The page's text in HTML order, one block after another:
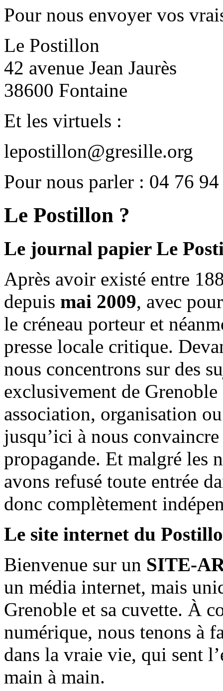
Pour nous envoyer vos
Le Postillon
42 avenue Jean Jaurès
38600 Fontaine
Et les virtuels :
lepostillon@gresille.org
Pour nous parler : 04 76
Le Postillon ?
Le journal papier Le
Après avoir existé entre
depuis mai 2009, avec
le créneau porteur et
presse locale critique.
nous concentrons sur des
exclusivement de
association, organisation
jusqu’ici à nous
propagande. Et malgré les
avons refusé toute entrée
donc complètement
Le site internet du
Bienvenue sur un SITE-
un média internet, mais
Grenoble et sa cuvette. À
numérique, nous tenons à
dans la vraie vie, qui sent
main à main.